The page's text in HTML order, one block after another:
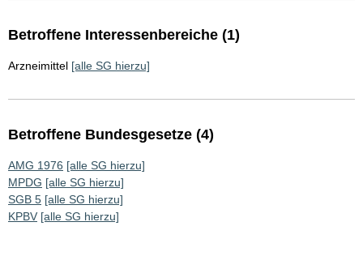
Betroffene Interessenbereiche (1)
Arzneimittel [alle SG hierzu]
Betroffene Bundesgesetze (4)
AMG 1976 [alle SG hierzu]
MPDG [alle SG hierzu]
SGB 5 [alle SG hierzu]
KPBV [alle SG hierzu]